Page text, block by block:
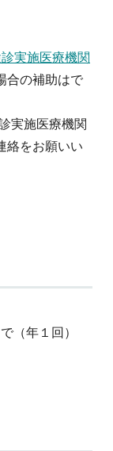
実施医療機関
合の補助はで
実施医療機関
絡をお願いい
（年１回）